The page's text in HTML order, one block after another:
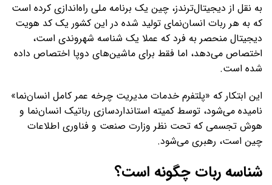
به نقل از دیجیتال‌ترندز، چین یک برنامه ملی راه‌اندازی کرده است
که به هر ربات انسان‌نمای تولید شده در این کشور یک کد هویت
دیجیتال منحصر به فرد که عملا یک شناسه شهروندی است،
اختصاص می‌دهد، اما فقط برای ماشین‌های دوپا اختصاص داده
شده است.
این ابتکار که «پلتفرم خدمات مدیریت چرخه عمر کامل انسان‌نما»
نامیده می‌شود، توسط کمیته استانداردسازی رباتیک انسان‌نما و
هوش تجسمی که تحت نظر وزارت صنعت و فناوری اطلاعات
چین است، رهبری می‌شود.
شناسه ربات چگونه است؟